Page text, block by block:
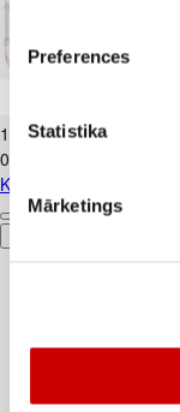
Preferences
Statistika
Mārketings
1
84€
0,18€/gab.
Kūtī dētas olas 10gab.